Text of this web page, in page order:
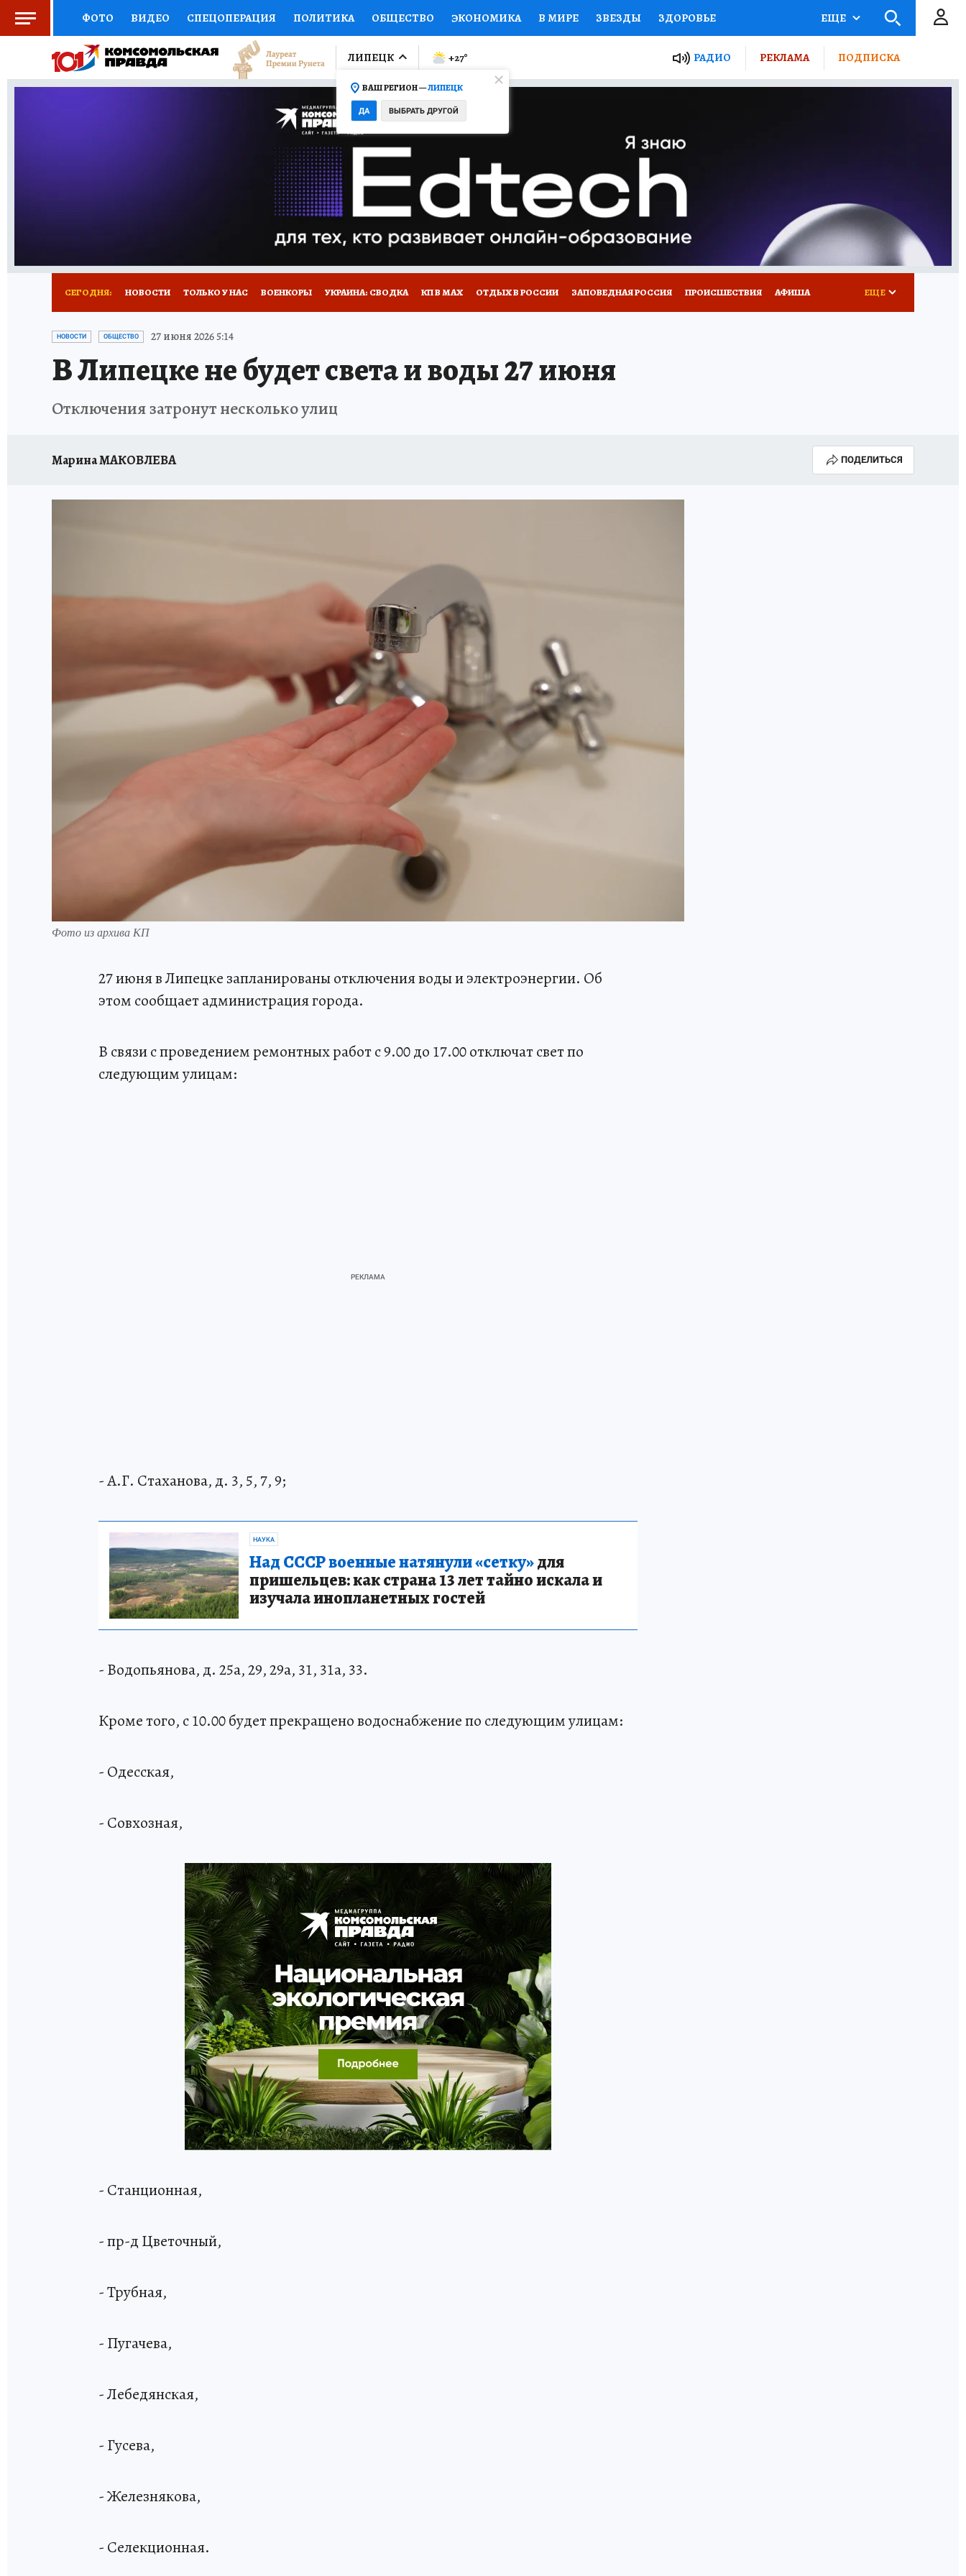
ФОТО ВИДЕО СПЕЦОПЕРАЦИЯ ПОЛИТИКА ОБЩЕСТВО ЭКОНОМИКА В МИРЕ ЗВЕЗДЫ ЗДОРОВЬЕ
СОЦПОДДЕРЖКА НАУКА СПОРТ КОЛУМНИСТЫ ПРОИСШЕСТВИЯ НАЦИОНАЛЬНЫЕ ПРОЕКТЫ РОССИИ
ВЫБОР ЭКСПЕРТОВ ДОКТОР ФИНАНСЫ ОТКРЫВАЕМ МИР Я ЗНАЮ СЕМЬЯ ЖЕНСКИЕ СЕКРЕТЫ ПУТЕВОДИТЕЛЬ
ПРОГНОЗЫ НА СПОРТ ПРОМОКОДЫ СЕРИАЛЫ
ТЕЛЕВИЗОР КОЛЛЕКЦИИ КОНКУРСЫ ГИД ПОТРЕБИТЕЛЯ
НОВОЕ НА САЙТЕ РЕКЛАМА
ЕЩЕ
ЛИПЕЦК
ВАШ РЕГИОН —ЛИПЕЦК
ДА ВЫБРАТЬ ДРУГОЙ
+27° РАДИО РЕКЛАМА ПОДПИСКА
СЕГОДНЯ: НОВОСТИ ТОЛЬКО У НАС ВОЕНКОРЫ УКРАИНА: СВОДКА КП В МАХ ОТДЫХ В РОССИИ ЗАПОВЕДНАЯ РОССИЯ ПРОИСШЕСТВИЯ АФИША
ИСПЫТАНО НА СЕБЕ
ЕЩЕ
НОВОСТИ ОБЩЕСТВО 27 июня 2026 5:14
В Липецке не будет света и воды 27 июня
Отключения затронут несколько улиц
Марина МАКОВЛЕВА ПОДЕЛИТЬСЯ
Фото из архива КП
27 июня в Липецке запланированы отключения воды и электроэнергии. Об
этом сообщает администрация города.
В связи с проведением ремонтных работ с 9.00 до 17.00 отключат свет по
следующим улицам:
- А.Г. Стаханова, д. 3, 5, 7, 9;
НАУКА
Над СССР военные натянули «сетку»для
пришельцев: как страна 13 лет тайно искала и
изучала инопланетных гостей
- Водопьянова, д. 25а, 29, 29а, 31, 31а, 33.
Кроме того, с 10.00 будет прекращено водоснабжение по следующим улицам:
- Одесская,
- Совхозная,
- Станционная,
- пр-д Цветочный,
- Трубная,
- Пугачева,
- Лебедянская,
- Гусева,
- Железнякова,
- Селекционная.